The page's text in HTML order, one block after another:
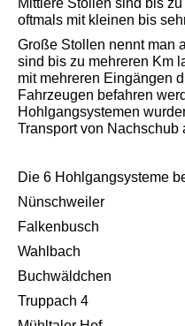
oftmals mit kleinen bis
Große Stollen nennt man
sind bis zu mehreren Km
mit mehreren Eingängen
Fahrzeugen befahren
Hohlgangsystemen
Transport von
Die 6 Hohlgangsysteme
Nünschweiler
Falkenbusch
Wahlbach
Buchwäldchen
Truppach 4